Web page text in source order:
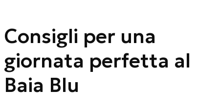
Consigli per una
giornata perfetta al
Baia Blu